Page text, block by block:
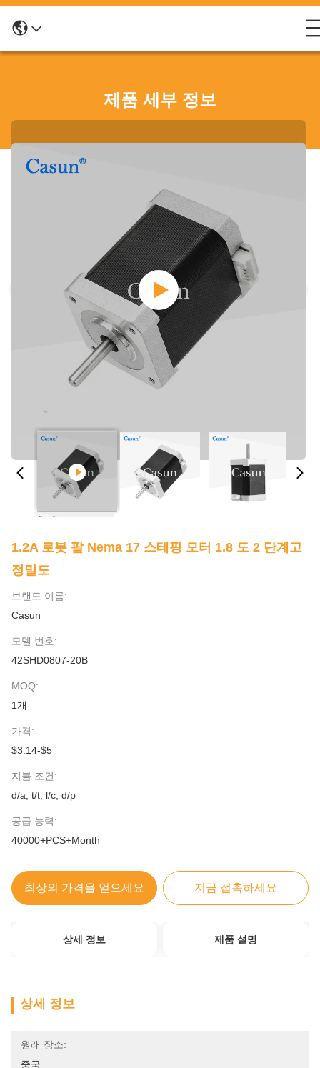
제품 세부 정보
1.2A 로봇 팔 Nema 17 스테핑 모터 1.8 도 2 단계고
정밀도
브랜드 이름:
Casun
모델 번호:
42SHD0807-20B
MOQ:
1개
가격:
$3.14-$5
지불 조건:
d/a, t/t, l/c, d/p
공급 능력:
40000+PCS+Month
최상의 가격을 얻으세요 지금 접촉하세요
상세 정보 제품 설명
상세 정보
원래 장소:
중국